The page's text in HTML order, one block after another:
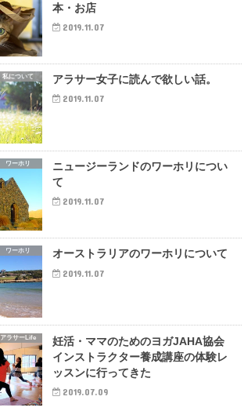
本・お店
2019.11.07
私について アラサー女子に読んで欲しい話。
2019.11.07
ワーホリ
ニュージーランドのワーホリについ
て
2019.11.07
ワーホリ オーストラリアのワーホリについて
2019.11.07
アラサーLife
妊活・ママのためのヨガJAHA協会
インストラクター養成講座の体験レ
ッスンに行ってきた
2019.07.09